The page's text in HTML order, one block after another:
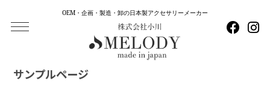
OEM・企画・製造・卸の日本製アクセサリーメーカー
サンプルページ